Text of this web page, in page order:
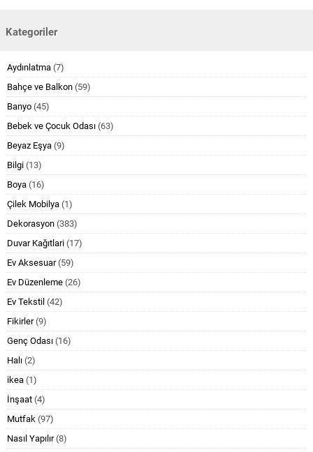
Kategoriler
Aydınlatma (7)
Bahçe ve Balkon (59)
Banyo (45)
Bebek ve Çocuk Odası (63)
Beyaz Eşya (9)
Bilgi (13)
Boya (16)
Çilek Mobilya (1)
Dekorasyon (383)
Duvar Kağıtlari (17)
Ev Aksesuar(59)
Ev Düzenleme (26)
Ev Tekstil (42)
Fikirler(9)
Genç Odası (16)
Halı (2)
ikea (1)
İnşaat (4)
Mutfak (97)
Nasıl Yapılır(8)